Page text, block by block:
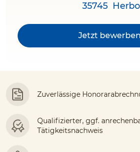
35745
Jetzt bewerben
Zuverlässige
Qualifizierter, ggf.
Tätigkeitsnachweis